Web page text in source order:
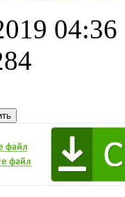
04:36